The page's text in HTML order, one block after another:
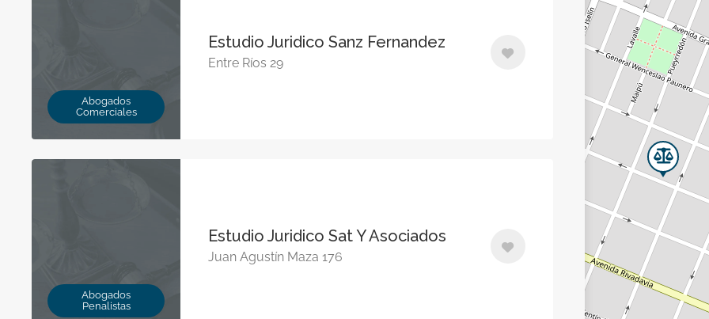
Abogados
Comerciales
Estudio Juridico Sanz Fernandez
Entre Ríos 29
Abogados
Penalistas
Estudio Juridico Sat Y Asociados
Juan Agustín Maza 176